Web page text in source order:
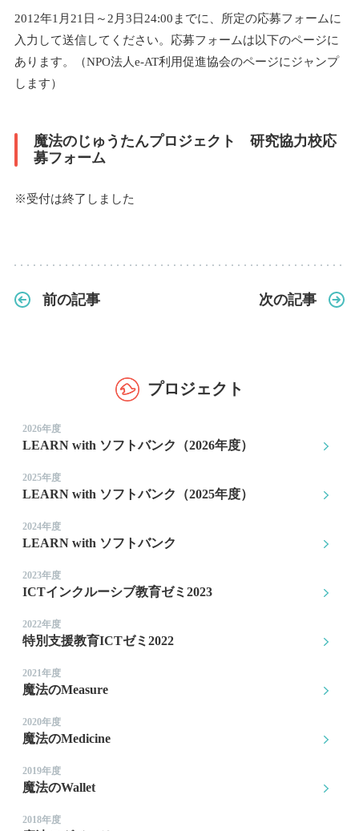
2012年1月21日～2月3日24:00までに、所定の応募フォームに
入力して送信してください。応募フォームは以下のページに
あります。（NPO法人e-AT利用促進協会のページにジャンプ
します）
魔法のじゅうたんプロジェクト 研究協力校応
募フォーム
※受付は終了しました
前の記事 次の記事
プロジェクト
2026年度
LEARN with ソフトバンク（2026年度）
2025年度
LEARN with ソフトバンク（2025年度）
2024年度
LEARN with ソフトバンク
2023年度
ICTインクルーシブ教育ゼミ2023
2022年度
特別支援教育ICTゼミ2022
2021年度
魔法のMeasure
2020年度
魔法のMedicine
2019年度
魔法のWallet
2018年度